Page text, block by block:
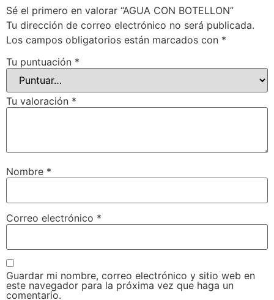
Sé el primero en valorar “AGUA CON BOTELLON”
Tu dirección de correo electrónico no será publicada.
Los campos obligatorios están marcados con *
Tu puntuación *
Tu valoración *
Nombre *
Correo electrónico *
Guardar mi nombre, correo electrónico y sitio web en
este navegador para la próxima vez que haga un
comentario.